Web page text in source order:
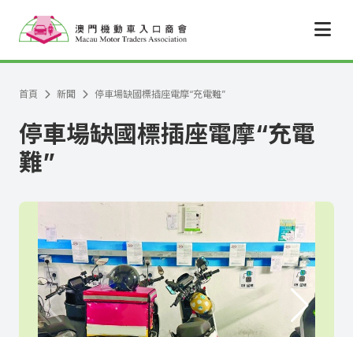
首頁 新聞 停車場缺國標插座電摩“充電難”
停車場缺國標插座電摩“充電
難”